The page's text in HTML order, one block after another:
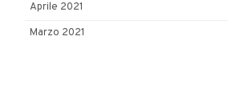
Aprile 2021
Marzo 2021